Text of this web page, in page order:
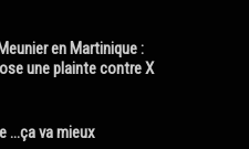
en Martinique :
une plainte contre X
…ça va mieux